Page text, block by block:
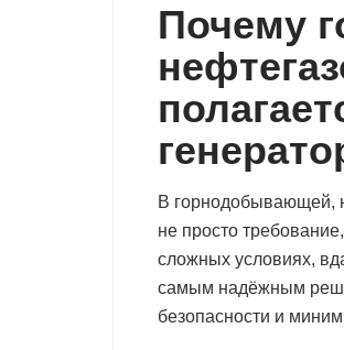
Почему
В горнодобывающей,
не просто
сложных условиях,
самым надёжным
безопасности и